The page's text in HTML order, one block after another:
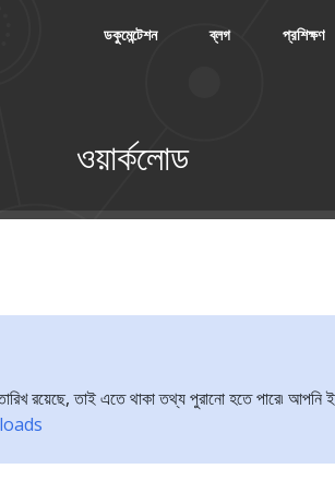
ডকুমেন্টেশন ব্লগ প্রশিক্ষণ
ওয়ার্কলোড
রয়েছে, তাই এতে থাকা তথ্য পুরানো হতে পারে৷